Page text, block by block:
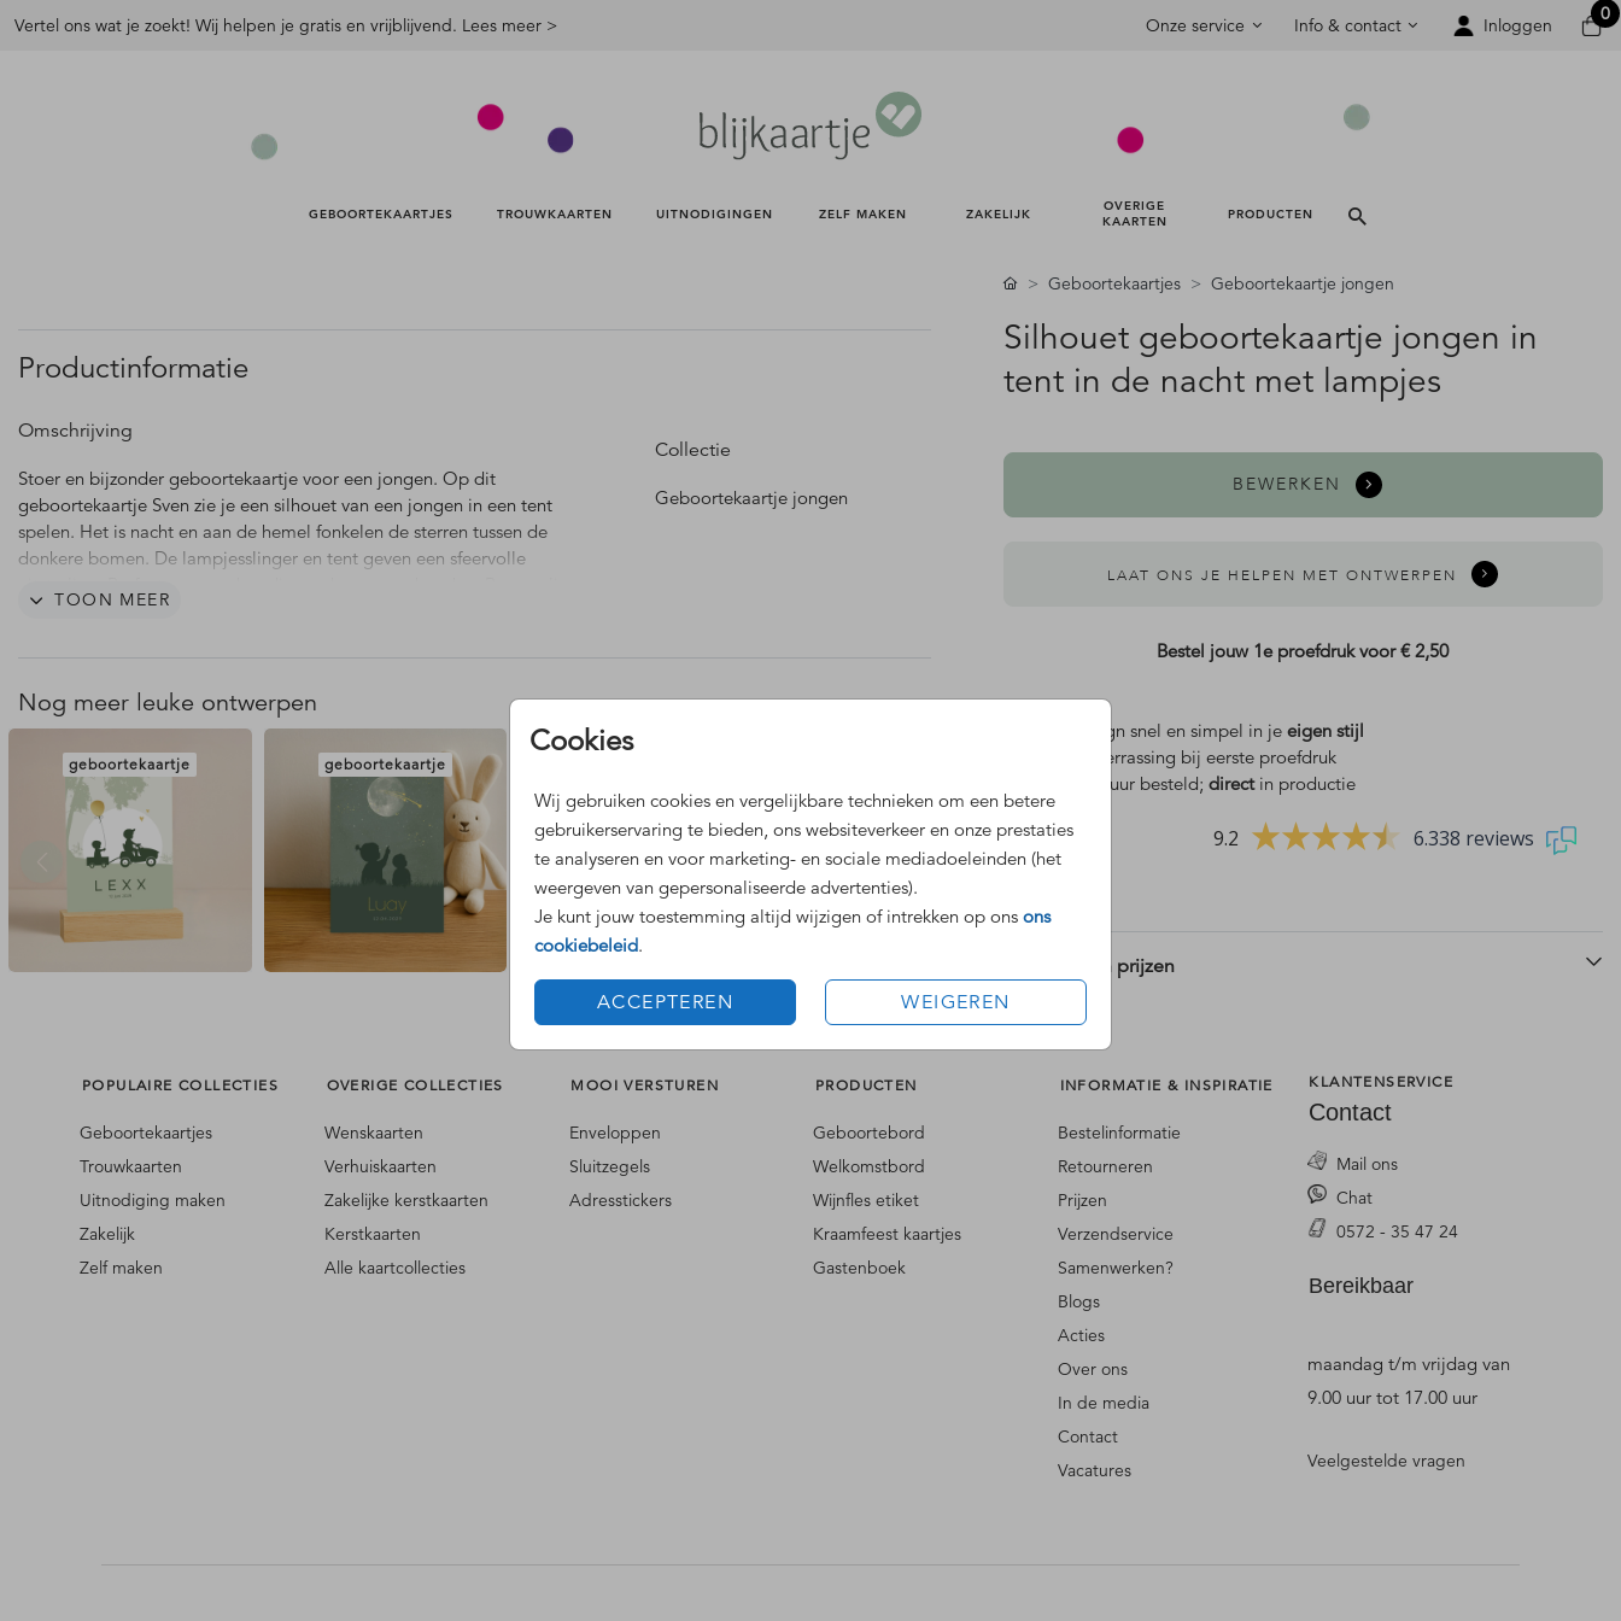
Vertel ons wat je zoekt! Wij helpen je gratis en vrijblijvend. Lees meer > Onze service Info & contact Inloggen
0
GEBOORTEKAARTJES TROUWKAARTEN UITNODIGINGEN ZELF MAKEN ZAKELIJK
OVERIGE
KAARTEN
PRODUCTEN
Cookies
Wij gebruiken cookies en vergelijkbare technieken om een betere
gebruikerservaring te bieden, ons websiteverkeer en onze prestaties
te analyseren en voor marketing- en sociale mediadoeleinden (het
weergeven van gepersonaliseerde advertenties).
Je kunt jouw toestemming altijd wijzigen of intrekken op ons ons
cookiebeleid.
ACCEPTEREN WEIGEREN
Productinformatie
Omschrijving
Stoer en bijzonder geboortekaartje voor een jongen. Op dit
geboortekaartje Sven zie je een silhouet van een jongen in een tent
spelen. Het is nacht en aan de hemel fonkelen de sterren tussen de
donkere bomen. De lampjesslinger en tent geven een sfeervolle
het kaartje met jullie eigen tekst en maak het helemaal af.
TOON MEER
Collectie
Geboortekaartje jongen
Nog meer leuke ontwerpen
geboortekaartje geboortekaartje geboortekaartje
Geboortekaartjes Geboortekaartje jongen
Silhouet geboortekaartje jongen in
tent in de nacht met lampjes
BEWERKEN
LAAT ONS JE HELPEN MET ONTWERPEN
Bestel jouw 1e proefdruk voor€ 2,50
Dit design snel en simpel in je eigen stijl
verrassing bij eerste proefdruk
Voor 18 uur besteld; directin productie
9.2 6.338 reviews
Formaten en prijzen
POPULAIRE COLLECTIES
Geboortekaartjes
Trouwkaarten
Uitnodiging maken
Zakelijk
Zelf maken
OVERIGE COLLECTIES
Wenskaarten
Verhuiskaarten
Zakelijke kerstkaarten
Kerstkaarten
Alle kaartcollecties
MOOI VERSTUREN
Enveloppen
Sluitzegels
Adresstickers
PRODUCTEN
Geboortebord
Welkomstbord
Wijnfles etiket
Kraamfeest kaartjes
Gastenboek
INFORMATIE & INSPIRATIE
Bestelinformatie
Retourneren
Prijzen
Verzendservice
Samenwerken?
Blogs
Acties
Over ons
In de media
Contact
Vacatures
KLANTENSERVICE
Contact
Mail ons
Chat
0572 - 35 47 24
Bereikbaar
maandag t/m vrijdag van
9.00 uur tot 17.00 uur
Veelgestelde vragen